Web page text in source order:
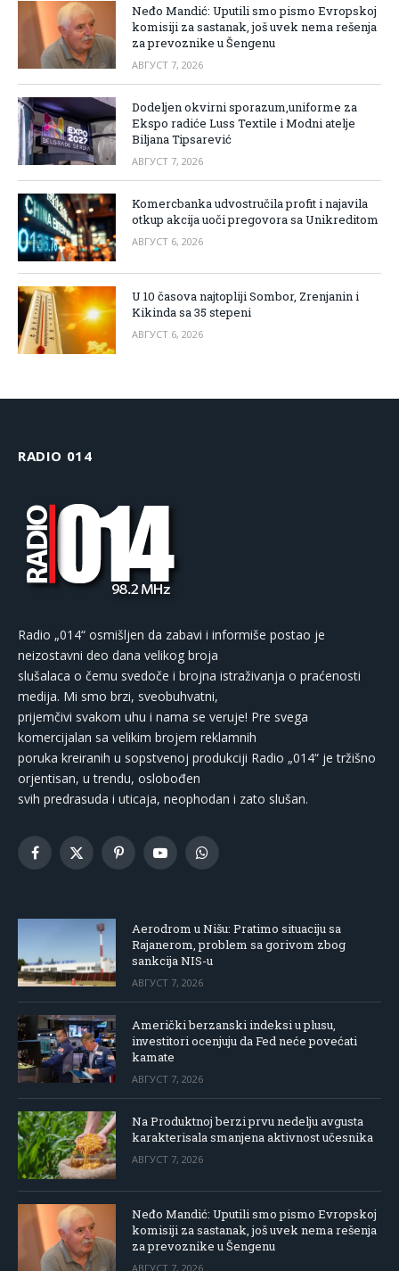
Neđo Mandić: Uputili smo pismo Evropskoj
komisiji za sastanak, još uvek nema rešenja
za prevoznike u Šengenu
АВГУСТ 7, 2026
Dodeljen okvirni sporazum,uniforme za
Ekspo radiće Luss Textile i Modni atelje
Biljana Tipsarević
АВГУСТ 7, 2026
Komercbanka udvostručila profit i najavila
otkup akcija uoči pregovora sa Unikreditom
АВГУСТ 6, 2026
U 10 časova najtopliji Sombor, Zrenjanin i
Kikinda sa 35 stepeni
АВГУСТ 6, 2026
RADIO 014
Radio „014“ osmišljen da zabavi i informiše postao je
neizostavni deo dana velikog broja
slušalaca o čemu svedoče i brojna istraživanja o praćenosti
medija. Mi smo brzi, sveobuhvatni,
prijemčivi svakom uhu i nama se veruje! Pre svega
komercijalan sa velikim brojem reklamnih
poruka kreiranih u sopstvenoj produkciji Radio „014“ je tržišno
orjentisan, u trendu, oslobođen
svih predrasuda i uticaja, neophodan i zato slušan.
Facebook
X
PinterestYouTubeWhatsApp
Aerodrom u Nišu: Pratimo situaciju sa
Rajanerom, problem sa gorivom zbog
sankcija NIS-u
АВГУСТ 7, 2026
Američki berzanski indeksi u plusu,
investitori ocenjuju da Fed neće povećati
kamate
АВГУСТ 7, 2026
Na Produktnoj berzi prvu nedelju avgusta
karakterisala smanjena aktivnost učesnika
АВГУСТ 7, 2026
Neđo Mandić: Uputili smo pismo Evropskoj
komisiji za sastanak, još uvek nema rešenja
za prevoznike u Šengenu
АВГУСТ 7, 2026